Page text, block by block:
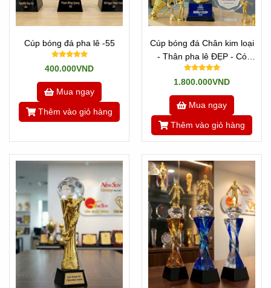
Cúp bóng đá pha lê -55
400.000VND
Mua ngay
Thêm vào giỏ hàng
Cúp bóng đá Chân kim loại
- Thân pha lê ĐẸP - Có
màu Vàng & Bạc
1.800.000VND
Mua ngay
Thêm vào giỏ hàng